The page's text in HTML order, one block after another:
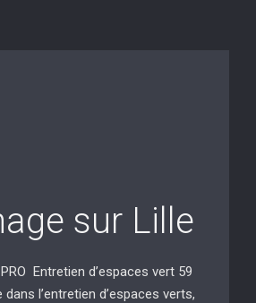
sur Lille
Entretien d’espaces vert 59
l’entretien d’espaces verts,